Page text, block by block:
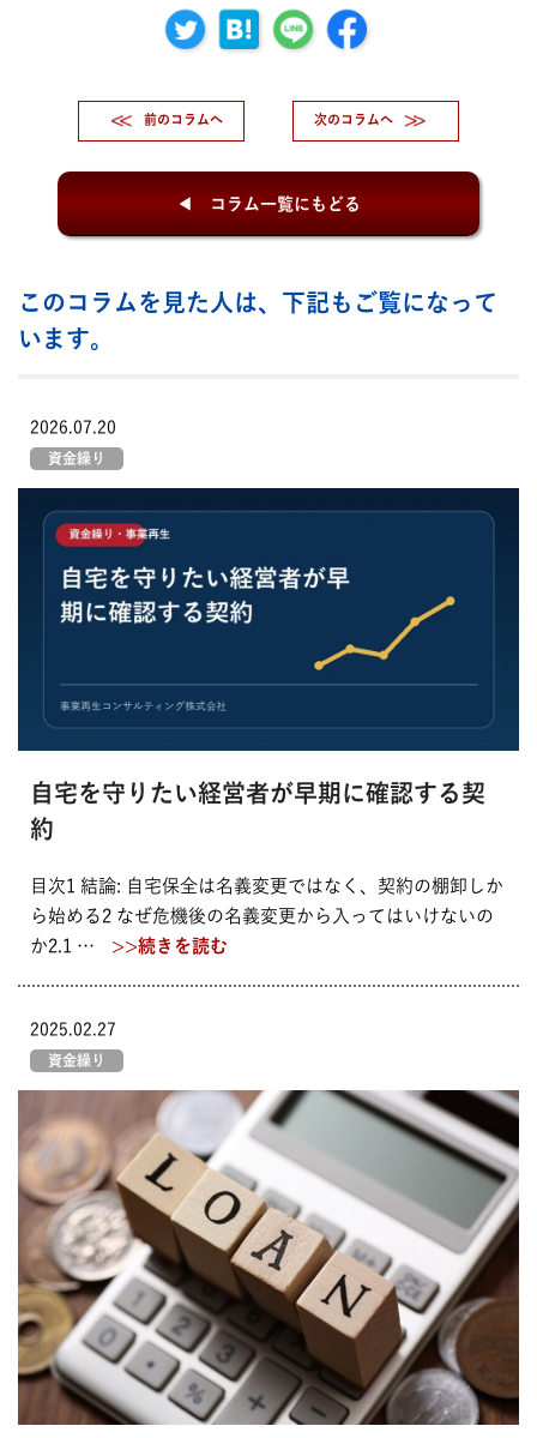
前のコラムへ 次のコラムへ
コラム一覧にもどる
このコラムを見た人は、下記もご覧になって
います。
2026.07.20
資金繰り
自宅を守りたい経営者が早期に確認する契
約
目次1 結論: 自宅保全は名義変更ではなく、契約の棚卸しか
ら始める2 なぜ危機後の名義変更から入ってはいけないの
か2.1 …
>>続きを読む
2025.02.27
資金繰り